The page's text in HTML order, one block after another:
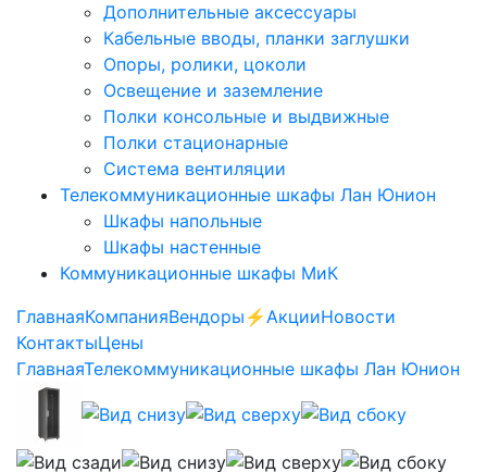
Дополнительные аксессуары
Кабельные вводы, планки заглушки
Опоры, ролики, цоколи
Освещение и заземление
Полки консольные и выдвижные
Полки стационарные
Система вентиляции
Телекоммуникационные шкафы Лан Юнион
Шкафы напольные
Шкафы настенные
Коммуникационные шкафы МиК
ГлавнаяКомпанияВендоры ⚡️АкцииНовости
КонтактыЦены
ГлавнаяТелекоммуникационные шкафы Лан Юнион